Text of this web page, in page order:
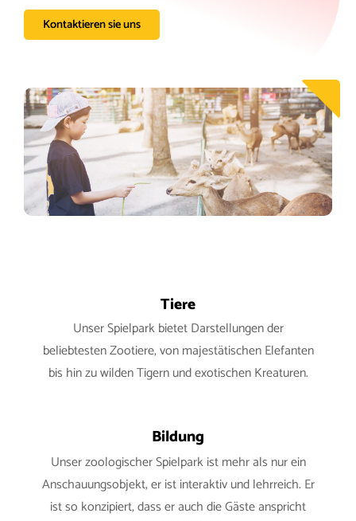
Kontaktieren sie uns
Tiere
Unser Spielpark bietet Darstellungen der
beliebtesten Zootiere, von majestätischen Elefanten
bis hin zu wilden Tigern und exotischen Kreaturen.
Bildung
Unser zoologischer Spielpark ist mehr als nur ein
Anschauungsobjekt, er ist interaktiv und lehrreich. Er
ist so konzipiert, dass er auch die Gäste anspricht